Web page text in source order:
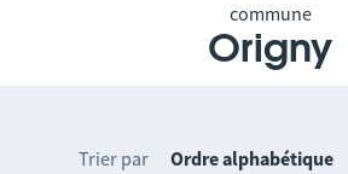
commune
Origny
Trier par Ordre alphabétique